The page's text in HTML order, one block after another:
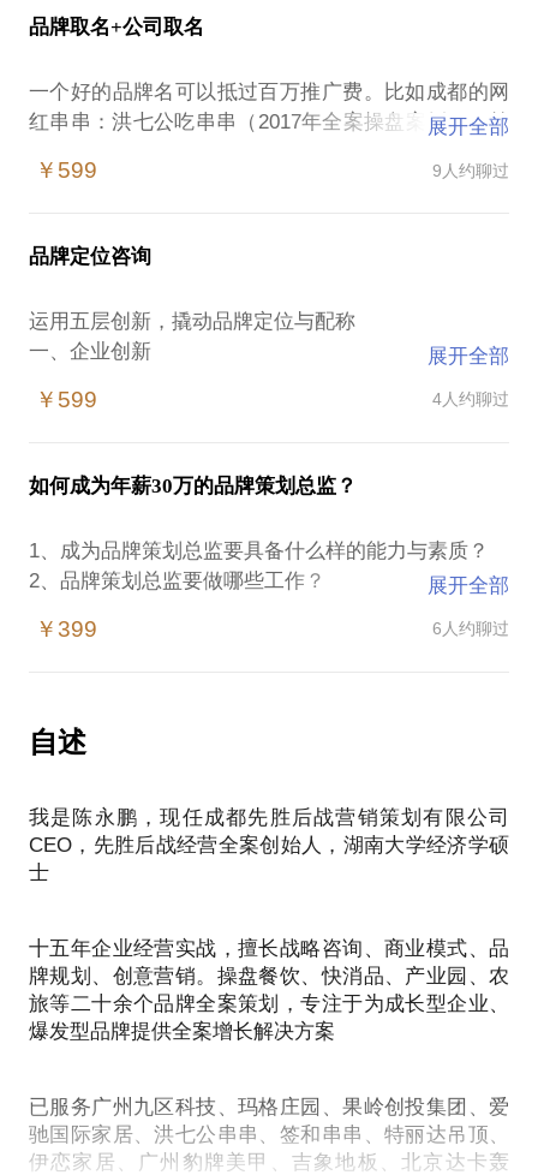
1、流量池-接触点-爆品-培育-信任-成交-裂变，营销
2、现阶段营销的方法、效果评估。
给力，客户资源少……？
这些只是表象……找不到关键因素，找不到发力原
帮你找到制约品牌提升的关键性要素，突破企业发展
品牌取名+公司取名
一个好的品牌名可以抵过百万推广费。比如成都的网
红串串：洪七公吃串串（2017年全案操盘案例，目前
公串串，签和串串，自燃界轰趴，达卡轰趴，豹牌美
甲，小小超人（运动馆），明月心（护肤品），真美
厨献江湖，……已获得公司与注册商标。
展开全部
￥599 9人约聊过
品牌定位咨询
运用五层创新，撬动品牌定位与配称
一、企业创新
二、品牌创新
三、产品创新
1、理念，2、造型创，3、功能
1、文案，2、视觉，3、体验，4、活动
五、运营创新
1、成本，2、渠道，3、裂变，4、会员
展开全部
￥599 4人约聊过
如何成为年薪30万的品牌策划总监？
1、成为品牌策划总监要具备什么样的能力与素质？
2、品牌策划总监要做哪些工作？
位？
5、现阶段该选择什么样的行业、企业、产品，去做品
牌营销策划？
诸葛亮的隆中对价值连城，刘备据此拜诸葛亮为丞
相。但是如果诸葛亮把隆中对卖给刘表或者吕布呢？
可能分文不值。
1、准确评估自己优势、能力、兴趣、目标。
2、找准外部的一个平台、行业、品牌，就像诸葛亮只
找刘备策划一样。
3、在这个平台上掀起一股风浪，取得突破性亮点。
展开全部
￥399 6人约聊过
自述
我是陈永鹏，现任成都先胜后战营销策划有限公司
CEO，先胜后战经营全案创始人，湖南大学经济学硕
士
十五年企业经营实战，擅长战略咨询、商业模式、品
牌规划、创意营销。操盘餐饮、快消品、产业园、农
旅等二十余个品牌全案策划，专注于为成长型企业、
爆发型品牌提供全案增长解决方案
已服务广州九区科技、玛格庄园、果岭创投集团、爱
驰国际家居、洪七公串串、签和串串、特丽达吊顶、
伊恋家居、广州豹牌美甲、吉象地板、北京达卡轰